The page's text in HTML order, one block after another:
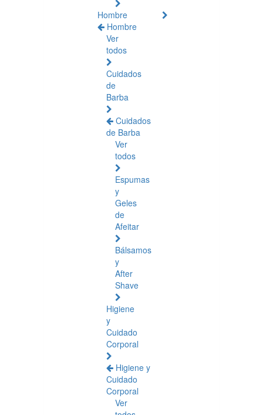
Hombre
Hombre
Ver
todos
Cuidados
de
Barba
Cuidados
de Barba
Ver
todos
Espumas
y
Geles
de
Afeitar
Bálsamos
y
After
Shave
Higiene
y
Cuidado
Corporal
Higiene y
Cuidado
Corporal
Ver